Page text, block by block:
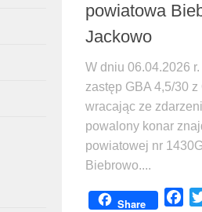
powiatowa
Jackowo
W dniu 06.04.2026
zastęp GBA 4,5/30 z
wracając ze
powalony konar
powiatowej nr
Biebrowo....
Share